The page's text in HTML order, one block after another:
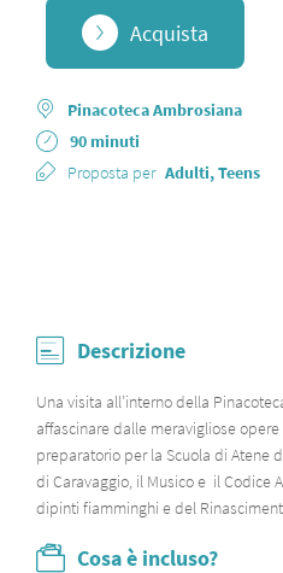
Acquista
Pinacoteca Ambrosiana
90 minuti
Proposta per Adulti, Teens
Descrizione
Una visita all’interno della
affascinare dalle meravigliose
preparatorio per la Scuola di Atene
di Caravaggio, il Musico e il Codice
dipinti fiamminghi e del
Cosa è incluso?